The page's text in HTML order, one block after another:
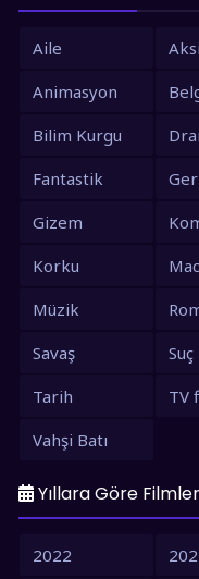
Aile
Animasyon
Bilim Kurgu
Fantastik
Gizem
Korku
Müzik
Savaş
Suç
Tarih
TV
Vahşi Batı
Yıllara Göre Filmler
2022